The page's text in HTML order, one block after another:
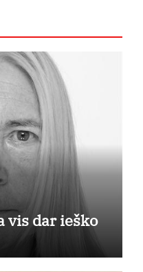
vis dar ieško